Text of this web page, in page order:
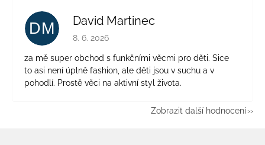
DM David Martinec
Hodnocení obchodu je 5 z 5 hvězdiček.
8. 6. 2026
za mě super obchod s funkčními věcmi pro děti. Sice
to asi není úplně fashion, ale děti jsou v suchu a v
pohodlí. Prostě věci na aktivní styl života.
Zobrazit další hodnocení